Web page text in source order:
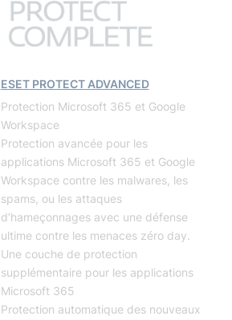
ESET PROTECT ADVANCED
Protection Microsoft 365 et Google
Workspace
Protection avancée pour les
applications Microsoft 365 et Google
Workspace contre les malwares, les
spams, ou les attaques
d’hameçonnages avec une défense
ultime contre les menaces zéro day.
Une couche de protection
supplémentaire pour les applications
Microsoft 365
Protection automatique des nouveaux